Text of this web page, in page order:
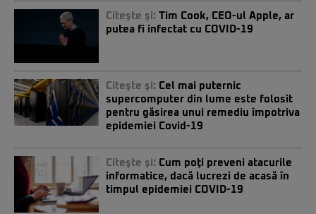
Citeşte şi: Tim Cook, CEO-ul Apple, ar
putea fi infectat cu COVID-19
Citeşte şi: Cel mai puternic
supercomputer din lume este folosit
pentru găsirea unui remediu împotriva
epidemiei Covid-19
Citeşte şi: Cum poţi preveni atacurile
informatice, dacă lucrezi de acasă în
timpul epidemiei COVID-19